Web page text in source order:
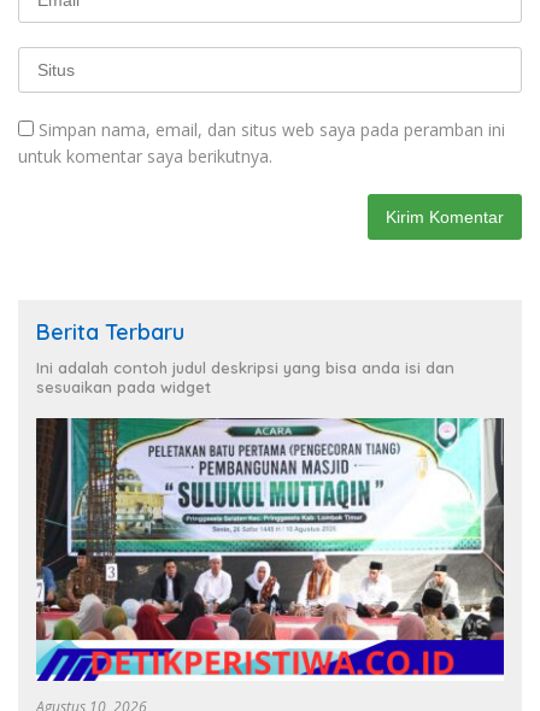
Simpan nama, email, dan situs web saya pada peramban ini
untuk komentar saya berikutnya.
Berita Terbaru
Ini adalah contoh judul deskripsi yang bisa anda isi dan
sesuaikan pada widget
Agustus 10, 2026